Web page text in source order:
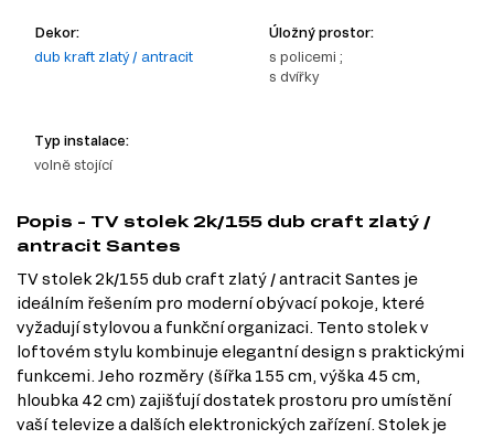
Dekor:
dub kraft zlatý / antracit
Úložný prostor:
s policemi ;
s dvířky
Typ instalace:
volně stojící
Popis - TV stolek 2k/155 dub craft zlatý /
antracit Santes
TV stolek 2k/155 dub craft zlatý / antracit Santes je
ideálním řešením pro moderní obývací pokoje, které
vyžadují stylovou a funkční organizaci. Tento stolek v
loftovém stylu kombinuje elegantní design s praktickými
funkcemi. Jeho rozměry (šířka 155 cm, výška 45 cm,
hloubka 42 cm) zajišťují dostatek prostoru pro umístění
vaší televize a dalších elektronických zařízení. Stolek je